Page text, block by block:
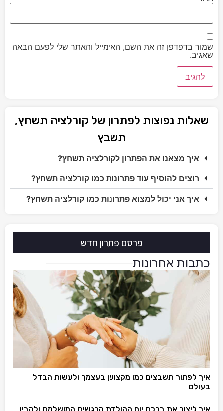
שמור בדפדפן זה את השם, האימייל והאתר שלי לפעם הבאה
שאגיב.
שאלות נפוצות לפתרון של קורלציה תשחץ,
תשבץ
איך מצאנו את הפתרון לקורלציה תשחץ?
רוצים להוסיף עוד פתרונות כמו קורלציה תשחץ?
איך אני יכול למצוא פתרונות כמו קורלציה תשחץ?
פרסם פתרון חדש
כתבות אחרונות
איך לפתור תשבצים כמו מקצוען בעצמך ולעשות הבדל
בעולם
איך ליצור את ברכת יום ההולדת הרגשית המושלמת ולהבין